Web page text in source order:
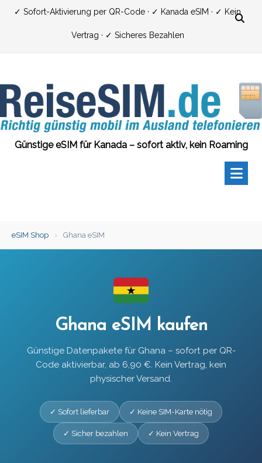
Zum✓ Sofort-Aktivierung per QR-Code · ✓ Kanada eSIM · ✓ Kein
Vertrag · ✓ Sicheres Bezahlen
Günstige eSIM für Kanada – sofort aktiv, kein Roaming
eSIM Shop › Ghana eSIM
Ghana eSIM kaufen
Günstige Datenpakete für Ghana – sofort per QR-
Code aktivierbar, ab 6,90 €. Kein Vertrag, kein
physischer Versand.
✓ Sofort lieferbar ✓ Keine SIM-Karte nötig
✓ Sicher bezahlen ✓ Kein Vertrag